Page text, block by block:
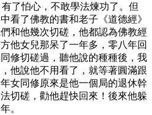
了怕心，不敢學法煉功了。但
看了佛教的書和老子《道德經》
和他幾次切磋，他都認為佛教經
他女兒那呆了一年多，零八年回
修切磋過，聽他說的種種後，我
他說他不用看了，就等著圓滿跟
女同修原來是他一個局的退休幹
切磋，勸他趕快回來！後來他躲
。